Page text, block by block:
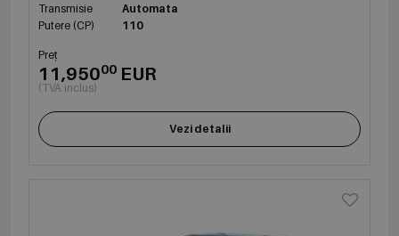
Transmisie
Automata
Putere (CP)
110
Preț
11,95000 EUR
(TVA inclus)
Vezi detalii